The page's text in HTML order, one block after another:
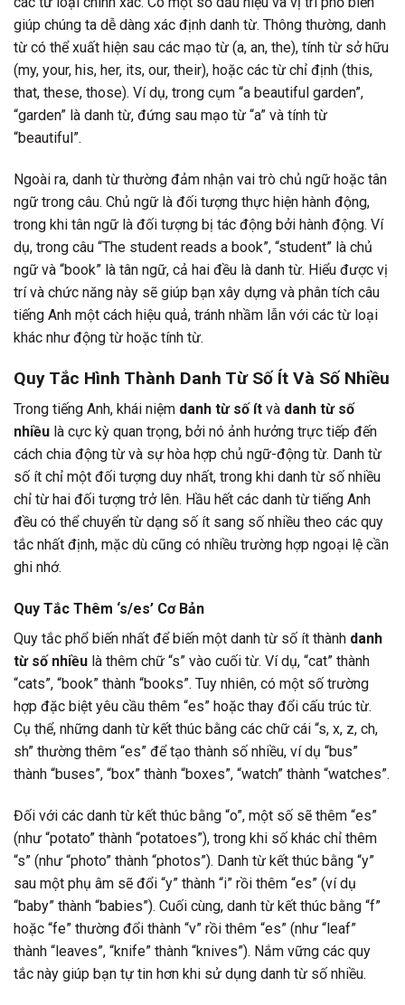
giúp chúng ta dễ dàng xác định danh từ. Thông thường, danh
từ có thể xuất hiện sau các mạo từ (a, an, the), tính từ sở hữu
(my, your, his, her, its, our, their), hoặc các từ chỉ định (this,
that, these, those). Ví dụ, trong cụm “a beautiful garden”,
“garden” là danh từ, đứng sau mạo từ “a” và tính từ
“beautiful”.
Ngoài ra, danh từ thường đảm nhận vai trò chủ ngữ hoặc tân
ngữ trong câu. Chủ ngữ là đối tượng thực hiện hành động,
trong khi tân ngữ là đối tượng bị tác động bởi hành động. Ví
dụ, trong câu “The student reads a book”, “student” là chủ
ngữ và “book” là tân ngữ, cả hai đều là danh từ. Hiểu được vị
trí và chức năng này sẽ giúp bạn xây dựng và phân tích câu
tiếng Anh một cách hiệu quả, tránh nhầm lẫn với các từ loại
khác như động từ hoặc tính từ.
Quy Tắc Hình Thành Danh Từ Số Ít Và Số Nhiều
Trong tiếng Anh, khái niệm danh từ số ít và danh từ số
nhiều là cực kỳ quan trọng, bởi nó ảnh hưởng trực tiếp đến
cách chia động từ và sự hòa hợp chủ ngữ-động từ. Danh từ
số ít chỉ một đối tượng duy nhất, trong khi danh từ số nhiều
chỉ từ hai đối tượng trở lên. Hầu hết các danh từ tiếng Anh
đều có thể chuyển từ dạng số ít sang số nhiều theo các quy
tắc nhất định, mặc dù cũng có nhiều trường hợp ngoại lệ cần
ghi nhớ.
Quy Tắc Thêm ‘s/es’ Cơ Bản
Quy tắc phổ biến nhất để biến một danh từ số ít thành danh
từ số nhiều là thêm chữ “s” vào cuối từ. Ví dụ, “cat” thành
“cats”, “book” thành “books”. Tuy nhiên, có một số trường
hợp đặc biệt yêu cầu thêm “es” hoặc thay đổi cấu trúc từ.
Cụ thể, những danh từ kết thúc bằng các chữ cái “s, x, z, ch,
sh” thường thêm “es” để tạo thành số nhiều, ví dụ “bus”
thành “buses”, “box” thành “boxes”, “watch” thành “watches”.
Đối với các danh từ kết thúc bằng “o”, một số sẽ thêm “es”
(như “potato” thành “potatoes”), trong khi số khác chỉ thêm
“s” (như “photo” thành “photos”). Danh từ kết thúc bằng “y”
sau một phụ âm sẽ đổi “y” thành “i” rồi thêm “es” (ví dụ
“baby” thành “babies”). Cuối cùng, danh từ kết thúc bằng “f”
hoặc “fe” thường đổi thành “v” rồi thêm “es” (như “leaf”
thành “leaves”, “knife” thành “knives”). Nắm vững các quy
tắc này giúp bạn tự tin hơn khi sử dụng danh từ số nhiều.